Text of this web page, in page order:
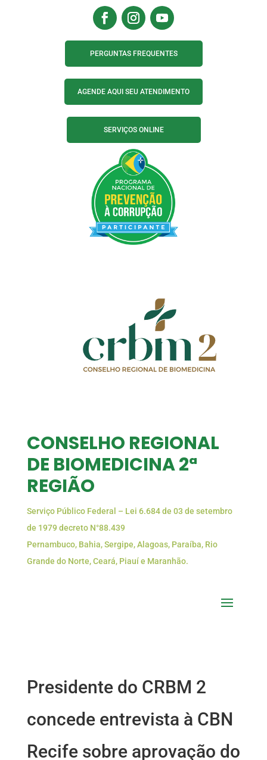
PERGUNTAS FREQUENTES
AGENDE AQUI SEU ATENDIMENTO
SERVIÇOS ONLINE
CONSELHO REGIONAL
DE BIOMEDICINA 2ª
REGIÃO
Serviço Público Federal – Lei 6.684 de 03 de setembro
de 1979 decreto N°88.439
Pernambuco, Bahia, Sergipe, Alagoas, Paraíba, Rio
Grande do Norte, Ceará, Piauí e Maranhão.
Presidente do CRBM 2
concede entrevista à CBN
Recife sobre aprovação do